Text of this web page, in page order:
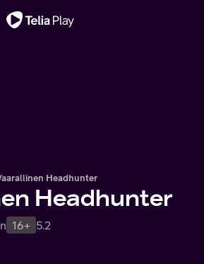
Headhunter
Headhunter
16+ 5.2